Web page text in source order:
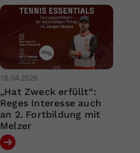
18.04.2026
„Hat Zweck erfüllt“:
Reges Interesse auch
an 2. Fortbildung mit
Melzer